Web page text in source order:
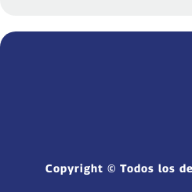
Copyright © Todos los